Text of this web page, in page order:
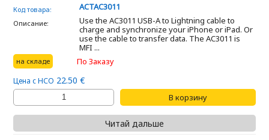
Код товара: ACTAC3011
Описание:
Use the AC3011 USB-A to Lightning cable to
charge and synchronize your iPhone or iPad. Or
use the cable to transfer data. The AC3011 is
MFI ...
на складе По Заказу
Цена с НСО 22.50 €
Читай дальше